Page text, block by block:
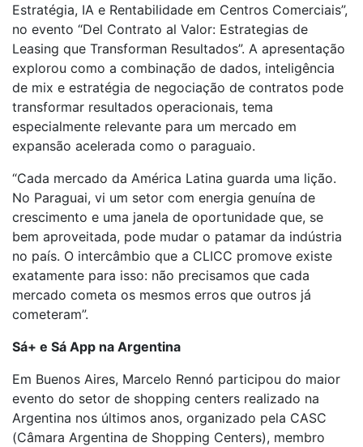
Estratégia, IA e Rentabilidade em Centros Comerciais”,
no evento “Del Contrato al Valor: Estrategias de
Leasing que Transforman Resultados”. A apresentação
explorou como a combinação de dados, inteligência
de mix e estratégia de negociação de contratos pode
transformar resultados operacionais, tema
especialmente relevante para um mercado em
expansão acelerada como o paraguaio.
“Cada mercado da América Latina guarda uma lição.
No Paraguai, vi um setor com energia genuína de
crescimento e uma janela de oportunidade que, se
bem aproveitada, pode mudar o patamar da indústria
no país. O intercâmbio que a CLICC promove existe
exatamente para isso: não precisamos que cada
mercado cometa os mesmos erros que outros já
cometeram”.
Sá+ e Sá App na Argentina
Em Buenos Aires, Marcelo Rennó participou do maior
evento do setor de shopping centers realizado na
Argentina nos últimos anos, organizado pela CASC
(Câmara Argentina de Shopping Centers), membro